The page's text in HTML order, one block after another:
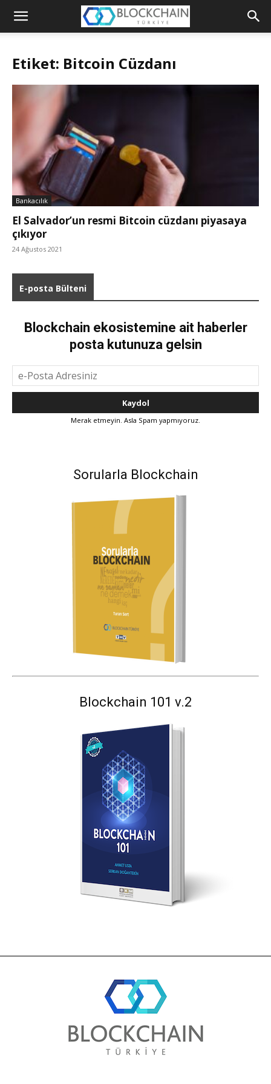
Blockchain
Etiket: Bitcoin Cüzdanı
Bankacılık
El Salvador’un resmi Bitcoin cüzdanı piyasaya
çıkıyor
24 Ağustos 2021
E-posta Bülteni
Blockchain ekosistemine ait haberler
posta kutunuza gelsin
Merak etmeyin. Asla Spam yapmıyoruz.
Sorularla Blockchain
Blockchain 101 v.2